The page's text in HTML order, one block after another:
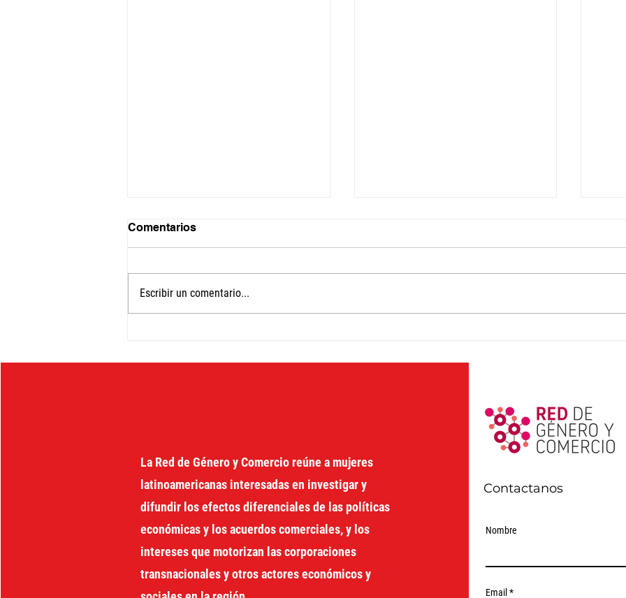
COMUNIDAD EN AMÉRICA
Conferencia de la IAFFE en
Comentarios
Escribir un comentario...
La Red de Género y Comercio reúne a mujeres
latinoamericanas interesadas en investigar y
difundir los efectos diferenciales de las políticas
económicas y los acuerdos comerciales, y los
intereses que motorizan las corporaciones
transnacionales y otros actores económicos y
Contactanos
Nombre
Email